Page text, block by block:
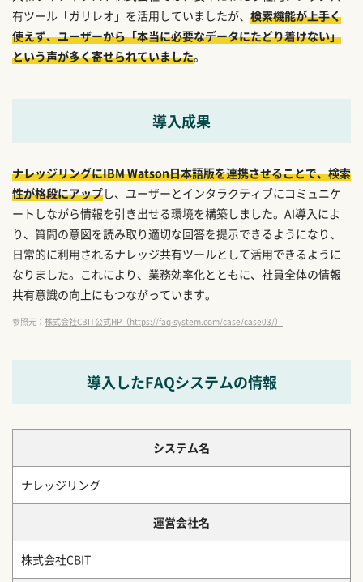
有ツール「ガリレオ」を活用していましたが、 検索機能が上手く
使えず、ユーザーから「本当に必要なデータにたどり着けない」
という声が多く寄せられていました。
導入成果
ナレッジリングにIBM Watson日本語版を連携させることで、検索
性が格段にアップし、ユーザーとインタラクティブにコミュニケ
ートしながら情報を引き出せる環境を構築しました。AI導入によ
り、質問の意図を読み取り適切な回答を提示できるようになり、
日常的に利用されるナレッジ共有ツールとして活用できるように
なりました。これにより、業務効率化とともに、社員全体の情報
共有意識の向上にもつながっています。
参照元： 株式会社CBIT公式HP（https://faq-system.com/case/case03/）
導入したFAQシステムの情報
システム名
ナレッジリング
運営会社名
株式会社CBIT